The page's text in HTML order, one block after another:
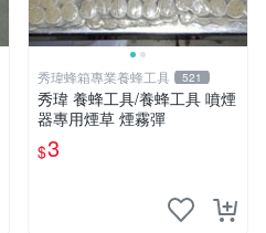
秀瑋蜂箱專業養蜂工具 521
秀瑋 養蜂工具/養蜂工具 噴煙
器專用煙草 煙霧彈
$3